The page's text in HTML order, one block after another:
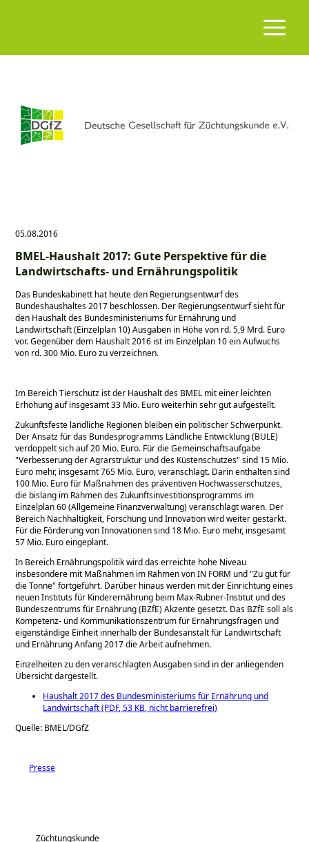
05.08.2016
BMEL-Haushalt 2017: Gute Perspektive für die
Landwirtschafts- und Ernährungspolitik
Das Bundeskabinett hat heute den Regierungsentwurf des
Bundeshaushaltes 2017 beschlossen. Der Regierungsentwurf sieht für
den Haushalt des Bundesministeriums für Ernährung und
Landwirtschaft (Einzelplan 10) Ausgaben in Höhe von rd. 5,9 Mrd. Euro
vor. Gegenüber dem Haushalt 2016 ist im Einzelplan 10 ein Aufwuchs
von rd. 300 Mio. Euro zu verzeichnen.
Im Bereich Tierschutz ist der Haushalt des BMEL mit einer leichten
Erhöhung auf insgesamt 33 Mio. Euro weiterhin sehr gut aufgestellt.
Zukunftsfeste ländliche Regionen bleiben ein politischer Schwerpunkt.
Der Ansatz für das Bundesprogramms Ländliche Entwicklung (BULE)
verdoppelt sich auf 20 Mio. Euro. Für die Gemeinschaftsaufgabe
Verbesserung der Agrarstruktur und des Küstenschutzes sind 15 Mio.
Euro mehr, insgesamt 765 Mio. Euro, veranschlagt. Darin enthalten sind
100 Mio. Euro für Maßnahmen des präventiven Hochwasserschutzes,
die bislang im Rahmen des Zukunftsinvestitionsprogramms im
Einzelplan 60 (Allgemeine Finanzverwaltung) veranschlagt waren. Der
Bereich Nachhaltigkeit, Forschung und Innovation wird weiter gestärkt.
Für die Förderung von Innovationen sind 18 Mio. Euro mehr, insgesamt
57 Mio. Euro eingeplant.
In Bereich Ernährungspolitik wird das erreichte hohe Niveau
insbesondere mit Maßnahmen im Rahmen von IN FORM und Zu gut für
die Tonne fortgeführt. Darüber hinaus werden mit der Einrichtung eines
neuen Instituts für Kinderernährung beim Max-Rubner-Institut und des
Bundeszentrums für Ernährung (BZfE) Akzente gesetzt. Das BZfE soll als
Kompetenz- und Kommunikationszentrum für Ernährungsfragen und
eigenständige Einheit innerhalb der Bundesanstalt für Landwirtschaft
und Ernährung Anfang 2017 die Arbeit aufnehmen.
Einzelheiten zu den veranschlagten Ausgaben sind in der anliegenden
Übersicht dargestellt.
Haushalt 2017 des Bundesministeriums für Ernährung und
Landwirtschaft (PDF, 53 KB, nicht barrierefrei)
Quelle: BMEL/DGfZ
Presse
Züchtungskunde